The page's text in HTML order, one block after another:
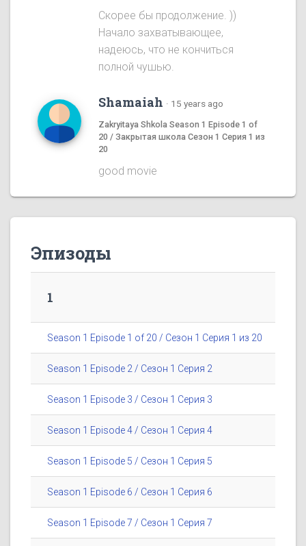
Скорее бы продолжение. ))
Начало захватывающее,
надеюсь, что не кончиться
полной чушью.
Shamaiah · 15 years ago
Zakryitaya Shkola Season 1 Episode 1 of
20 / Закрытая школа Сезон 1 Серия 1 из
20
good movie
Эпизоды
1
Season 1 Episode 1 of 20 / Сезон 1 Серия 1 из 20
Season 1 Episode 2 / Сезон 1 Серия 2
Season 1 Episode 3 / Сезон 1 Серия 3
Season 1 Episode 4 / Сезон 1 Серия 4
Season 1 Episode 5 / Сезон 1 Серия 5
Season 1 Episode 6 / Сезон 1 Серия 6
Season 1 Episode 7 / Сезон 1 Серия 7